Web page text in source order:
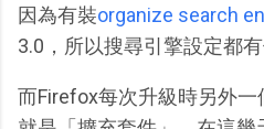
因為有裝organize search
3.0，所以搜尋引擎設定都有
而Firefox每次升級時另外